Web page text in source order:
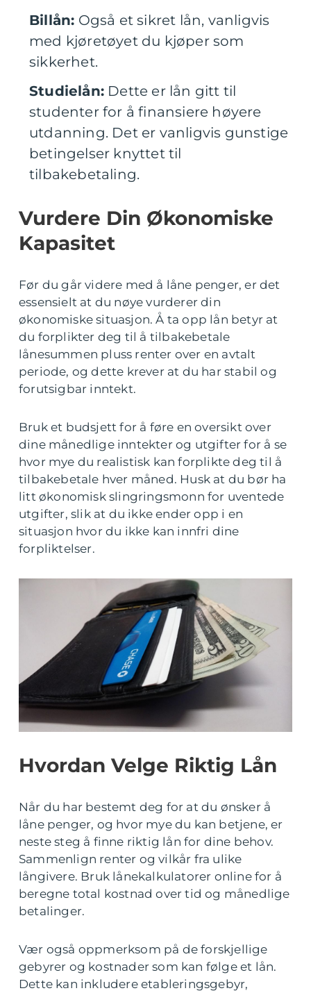
Billån: Også et sikret lån, vanligvis
med kjøretøyet du kjøper som
sikkerhet.
Studielån: Dette er lån gitt til
studenter for å finansiere høyere
utdanning. Det er vanligvis gunstige
betingelser knyttet til
tilbakebetaling.
Vurdere Din Økonomiske
Kapasitet
Før du går videre med å låne penger, er det
essensielt at du nøye vurderer din
økonomiske situasjon. Å ta opp lån betyr at
du forplikter deg til å tilbakebetale
lånesummen pluss renter over en avtalt
periode, og dette krever at du har stabil og
forutsigbar inntekt.
Bruk et budsjett for å føre en oversikt over
dine månedlige inntekter og utgifter for å se
hvor mye du realistisk kan forplikte deg til å
tilbakebetale hver måned. Husk at du bør ha
litt økonomisk slingringsmonn for uventede
utgifter, slik at du ikke ender opp i en
situasjon hvor du ikke kan innfri dine
forpliktelser.
Hvordan Velge Riktig Lån
Når du har bestemt deg for at du ønsker å
låne penger, og hvor mye du kan betjene, er
neste steg å finne riktig lån for dine behov.
Sammenlign renter og vilkår fra ulike
långivere. Bruk lånekalkulatorer online for å
beregne total kostnad over tid og månedlige
betalinger.
Vær også oppmerksom på de forskjellige
gebyrer og kostnader som kan følge et lån.
Dette kan inkludere etableringsgebyr,